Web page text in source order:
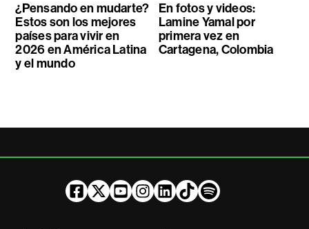
¿Pensando en mudarte?
Estos son los mejores
países para vivir en
2026 en América Latina
y el mundo
En fotos y videos:
Lamine Yamal por
primera vez en
Cartagena, Colombia